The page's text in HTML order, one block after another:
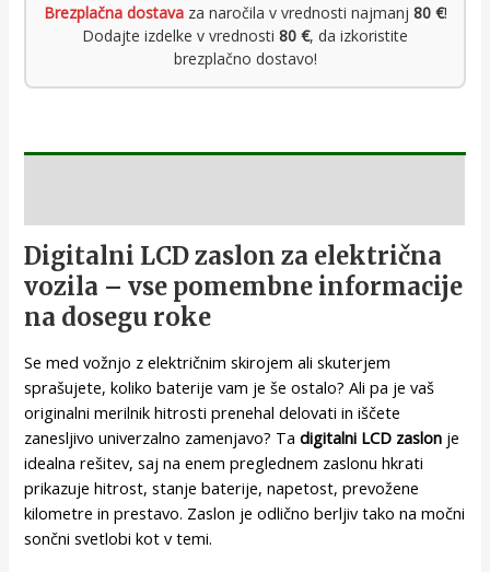
Brezplačna dostavaza naročila v vrednosti najmanj 80 €!
Dodajte izdelke v vrednosti 80 €, da izkoristite
brezplačno dostavo!
Digitalni LCD zaslon za električna
vozila – vse pomembne informacije
na dosegu roke
Se med vožnjo z električnim skirojem ali skuterjem
sprašujete, koliko baterije vam je še ostalo? Ali pa je vaš
originalni merilnik hitrosti prenehal delovati in iščete
zanesljivo univerzalno zamenjavo? Tadigitalni LCD zaslon je
idealna rešitev, saj na enem preglednem zaslonu hkrati
prikazuje hitrost, stanje baterije, napetost, prevožene
kilometre in prestavo. Zaslon je odlično berljiv tako na močni
sončni svetlobi kot v temi.